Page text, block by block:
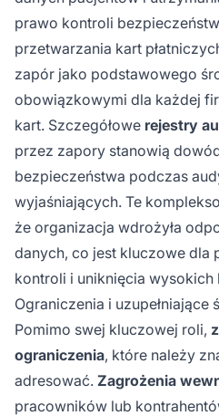
prawo kontroli
przetwarzania kart
zapór jako podstawowego
obowiązkowymi dla każdej
kart. Szczegółowe rejestry
przez zapory stanowią
bezpieczeństwa podczas
wyjaśniających. Te
że organizacja wdrożyła
danych, co jest kluczowe dla
kontroli i uniknięcia wysokich
Ograniczenia i
Pomimo swej kluczowej roli,
ograniczenia, które należy
adresować. Zagrożenia
pracowników lub